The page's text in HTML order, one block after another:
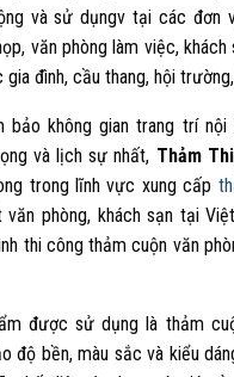
và sử dụngv tại các đơn
văn phòng làm việc, khách
gia đình, cầu thang, hội
bảo không gian trang trí nội
và lịch sự nhất, Thảm
trong lĩnh vực xung cấp
văn phòng, khách sạn tại
thi công thảm cuộn văn
được sử dụng là thảm
độ bền, màu sắc và kiểu